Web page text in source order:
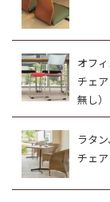
オフ
チェ
無し）
ラタ
チェ